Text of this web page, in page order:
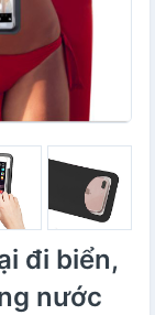
đi biển,
nước